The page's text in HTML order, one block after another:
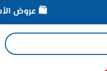
🛍️ عروض